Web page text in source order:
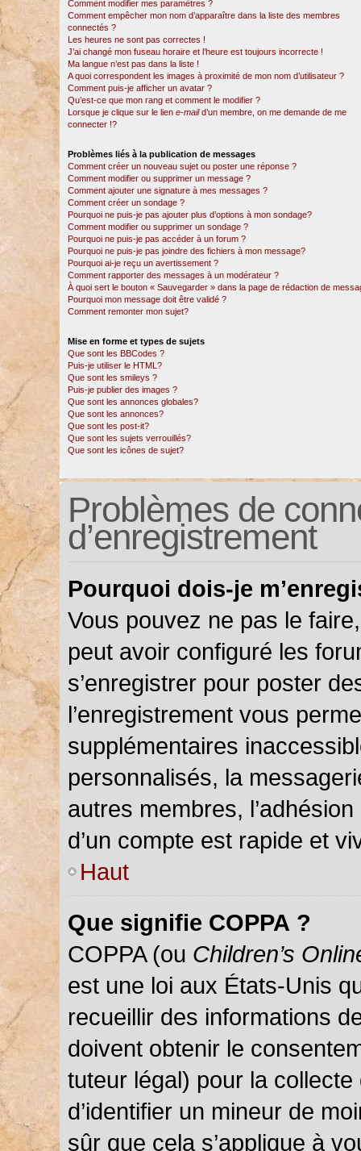
Comment modifier mes paramètres ?
Comment empêcher mon nom d’apparaître dans la liste des membres
connectés ?
Les heures ne sont pas correctes !
J’ai changé mon fuseau horaire et l’heure est toujours incorrecte !
Ma langue n’est pas dans la liste !
A quoi correspondent les images à proximité de mon nom d’utilisateur ?
Comment puis-je afficher un avatar ?
Qu’est-ce que mon rang et comment le modifier ?
Lorsque je clique sur le lien e-maild’un membre, on me demande de me
connecter !?
Problèmes liés à la publication de messages
Comment créer un nouveau sujet ou poster une réponse ?
Comment modifier ou supprimer un message ?
Comment ajouter une signature à mes messages ?
Comment créer un sondage ?
Pourquoi ne puis-je pas ajouter plus d’options à mon sondage?
Comment modifier ou supprimer un sondage ?
Pourquoi ne puis-je pas accéder à un forum ?
Pourquoi ne puis-je pas joindre des fichiers à mon message?
Pourquoi ai-je reçu un avertissement ?
Comment rapporter des messages à un modérateur ?
À quoi sert le bouton « Sauvegarder » dans la page de rédaction de
Pourquoi mon message doit être validé ?
Comment remonter mon sujet?
Mise en forme et types de sujets
Que sont les BBCodes ?
Puis-je utiliser le HTML?
Que sont les smileys ?
Puis-je publier des images ?
Que sont les annonces globales?
Que sont les annonces?
Que sont les post-it?
Que sont les sujets verrouillés?
Que sont les icônes de sujet?
Problèmes de
d’enregistrement
Pourquoi dois-je
Vous pouvez ne pas le
peut avoir configuré les
s’enregistrer pour poster
l’enregistrement vous
supplémentaires
personnalisés, la
autres membres,
d’un compte est rapide et
Haut
Que signifie COPPA ?
COPPA (ou Children’s
est une loi aux États-Unis
recueillir des informations
doivent obtenir le
tuteur légal) pour la
d’identifier un mineur de
sûr que cela s’applique à